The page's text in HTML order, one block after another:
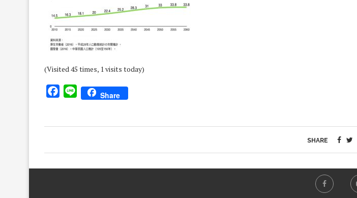
(Visited 45 times, 1 visits today)
Facebook
Line Share
SHARE